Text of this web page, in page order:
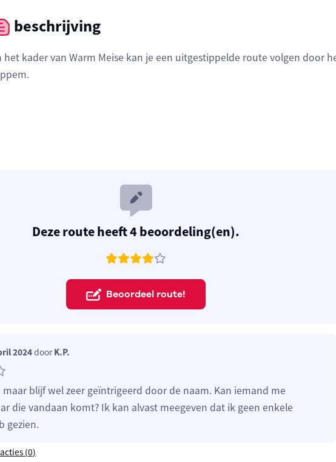
beschrijving
het kader van Warm Meise kan je een uitgestippelde route volgen door
Deze route heeft 4 beoordeling(en).
Beoordeel route!
2024doorK.P.
blijf wel zeer geïntrigeerd door de naam. Kan iemand me
die vandaan komt? Ik kan alvast meegeven dat ik geen enkele
gezien.
(0)